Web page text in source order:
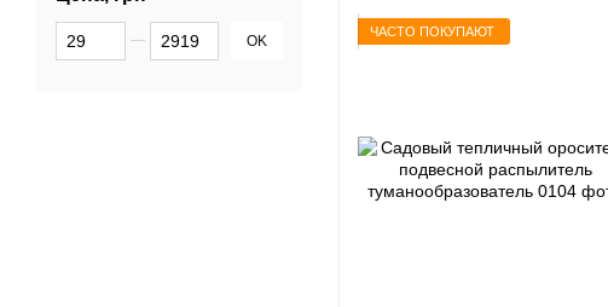
ЧАСТО ПОКУПАЮТ
От Цена, грн
До Цена, грн OK